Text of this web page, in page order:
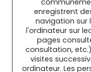
enregistrent
navigation sur
l'ordinateur sur
pages
consultation,
visites
ordinateur. Les